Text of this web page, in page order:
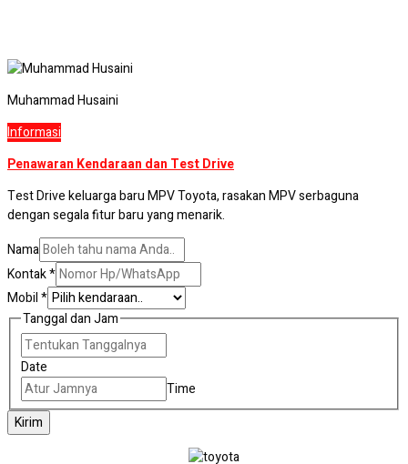
Muhammad Husaini
Informasi
Penawaran Kendaraan dan Test Drive
Test Drive keluarga baru MPV Toyota, rasakan MPV serbaguna
dengan segala fitur baru yang menarik.
Nama
Kontak*
Mobil*
Tanggal dan Jam
Date
Time
Kirim